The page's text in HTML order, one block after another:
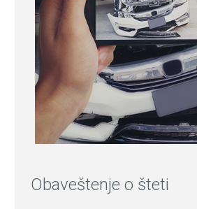
Obaveštenje o šteti